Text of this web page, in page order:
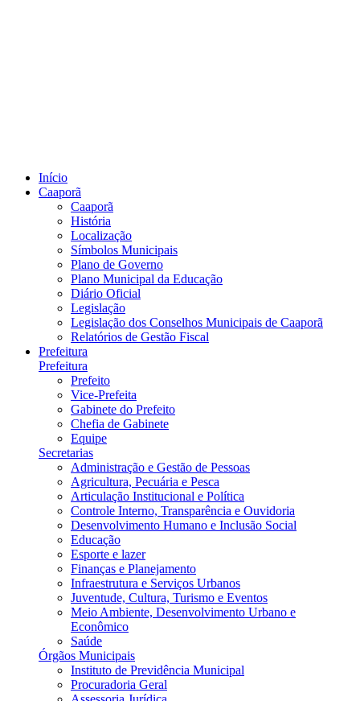
Início
Caaporã
Caaporã
História
Localização
Símbolos Municipais
Plano de Governo
Plano Municipal da Educação
Diário Oficial
Legislação
Legislação dos Conselhos Municipais de Caaporã
Relatórios de Gestão Fiscal
Prefeitura
Prefeitura
Prefeito
Vice-Prefeita
Gabinete do Prefeito
Chefia de Gabinete
Equipe
Secretarias
Administração e Gestão de Pessoas
Agricultura, Pecuária e Pesca
Articulação Institucional e Política
Controle Interno, Transparência e Ouvidoria
Desenvolvimento Humano e Inclusão Social
Educação
Esporte e lazer
Finanças e Planejamento
Infraestrutura e Serviços Urbanos
Juventude, Cultura, Turismo e Eventos
Meio Ambiente, Desenvolvimento Urbano e
Econômico
Saúde
Órgãos Municipais
Instituto de Previdência Municipal
Procuradoria Geral